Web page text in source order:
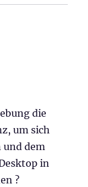
die
um sich
und dem
in
?